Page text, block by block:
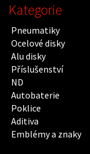
Kategorie
Pneumatiky
Ocelové disky
Alu disky
Příslušenství
ND
Autobaterie
Poklice
Aditiva
Emblémy a znaky